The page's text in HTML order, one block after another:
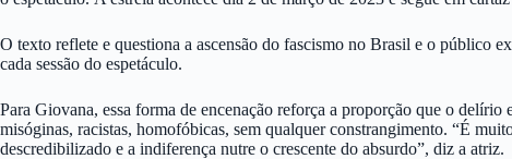
O texto reflete e questiona a ascensão do fascismo no Brasil e o público
cada sessão do espetáculo.
Para Giovana, essa forma de encenação reforça a proporção que o
misóginas, racistas, homofóbicas, sem qualquer constrangimento. “É
descredibilizado e a indiferença nutre o crescente do absurdo”, diz a atriz.